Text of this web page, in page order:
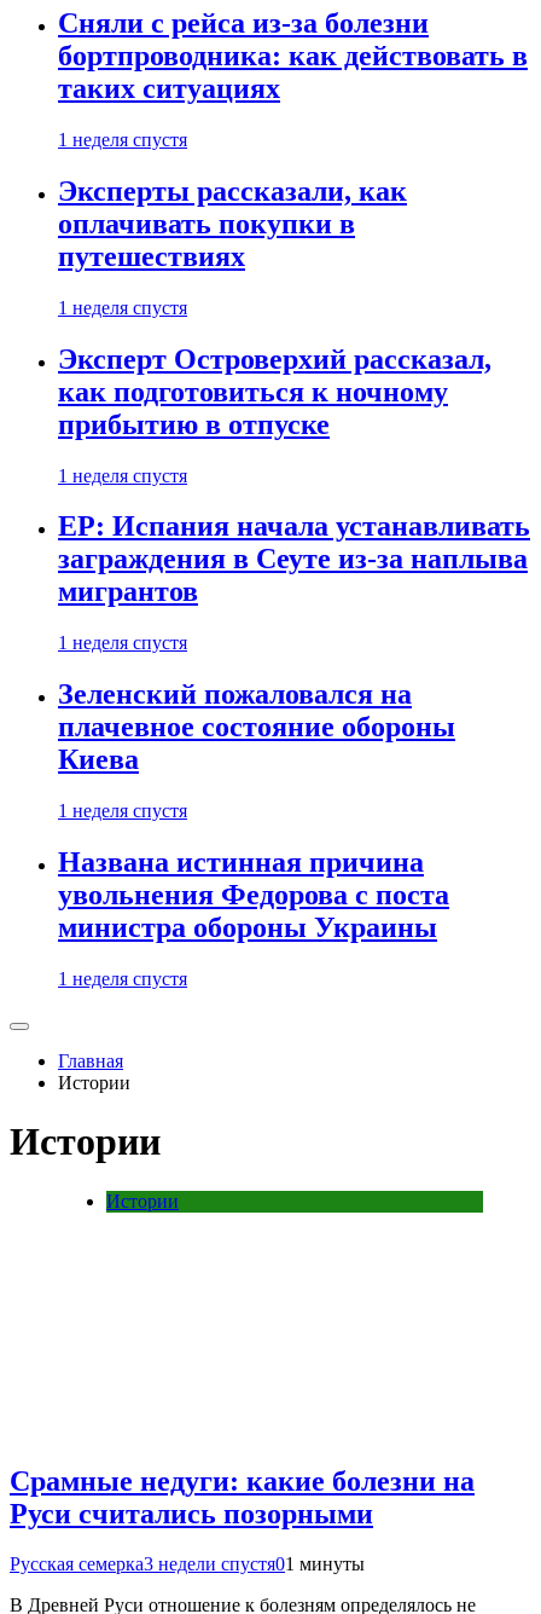
Сняли с рейса из-за болезни
бортпроводника: как действовать в
таких ситуациях
1 неделя спустя
Эксперты рассказали, как
оплачивать покупки в
путешествиях
1 неделя спустя
Эксперт Островерхий рассказал,
как подготовиться к ночному
прибытию в отпуске
1 неделя спустя
EP: Испания начала устанавливать
заграждения в Сеуте из-за наплыва
мигрантов
1 неделя спустя
Зеленский пожаловался на
плачевное состояние обороны
Киева
1 неделя спустя
Названа истинная причина
увольнения Федорова с поста
министра обороны Украины
1 неделя спустя
Главная
Истории
Истории
Истории
Срамные недуги: какие болезни на
Руси считались позорными
Русская семерка3 недели спустя01 минуты
В Древней Руси отношение к болезням определялось не